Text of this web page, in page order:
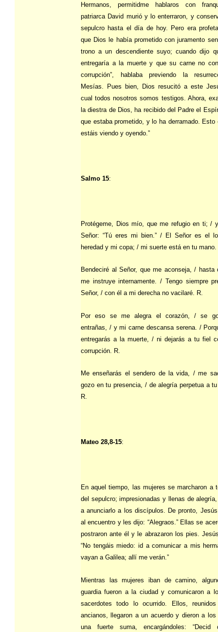
Hermanos, permitidme hablaros con
patriarca David murió y lo enterraron, y
sepulcro hasta el día de hoy. Pero era
que Dios le había prometido con juramento
trono a un descendiente suyo; cuando dijo
entregaría a la muerte y que su carne no
corrupción”, hablaba previendo la
Mesías. Pues bien, Dios resucitó a este
cual todos nosotros somos testigos. Ahora,
la diestra de Dios, ha recibido del Padre el
que estaba prometido, y lo ha derramado. Esto
estáis viendo y oyendo.”
Salmo 15:
Protégeme, Dios mío, que me refugio en ti; /
Señor: “Tú eres mi bien.” / El Señor es el
heredad y mi copa; / mi suerte está en tu mano.
Bendeciré al Señor, que me aconseja, / hasta
me instruye internamente. / Tengo siempre
Señor, / con él a mi derecha no vacilaré. R.
Por eso se me alegra el corazón, / se
entrañas, / y mi carne descansa serena. /
entregarás a la muerte, / ni dejarás a tu fiel
corrupción. R.
Me enseñarás el sendero de la vida, / me
gozo en tu presencia, / de alegría perpetua a
R.
Mateo 28,8-15:
En aquel tiempo, las mujeres se marcharon a
del sepulcro; impresionadas y llenas de
a anunciarlo a los discípulos. De pronto,
al encuentro y les dijo: “Alegraos.” Ellas se
postraron ante él y le abrazaron los pies.
“No tengáis miedo: id a comunicar a mis
vayan a Galilea; allí me verán.”
Mientras las mujeres iban de camino,
guardia fueron a la ciudad y comunicaron a
sacerdotes todo lo ocurrido. Ellos,
ancianos, llegaron a un acuerdo y dieron a los
una fuerte suma, encargándoles: “Decid